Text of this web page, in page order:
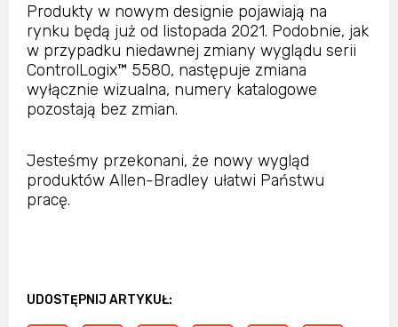
Produkty w nowym designie pojawiają na
rynku będą już od listopada 2021. Podobnie, jak
w przypadku niedawnej zmiany wyglądu serii
ControlLogix™ 5580, następuje zmiana
wyłącznie wizualna, numery katalogowe
pozostają bez zmian.
Jesteśmy przekonani, że nowy wygląd
produktów Allen-Bradley ułatwi Państwu
pracę.
UDOSTĘPNIJ ARTYKUŁ: